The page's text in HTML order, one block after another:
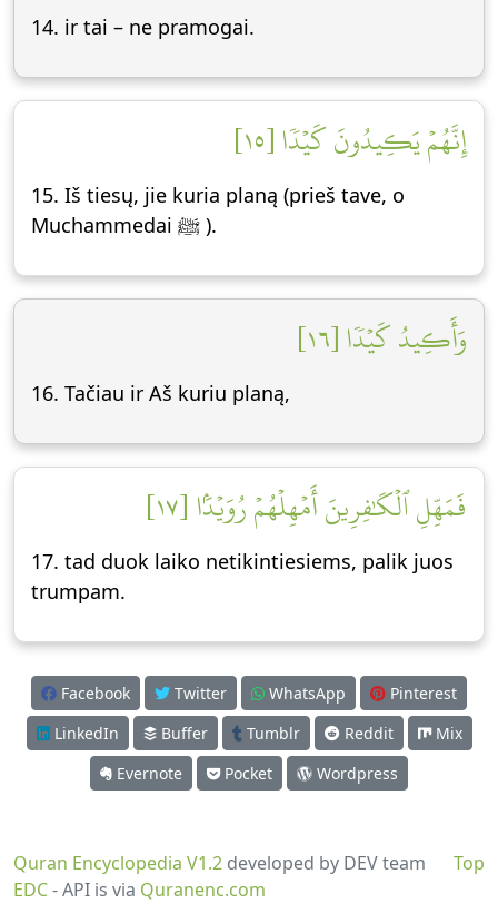
14. ir tai – ne pramogai.
إِنَّهُمۡ يَكِيدُونَ كَيۡدٗا [١٥]
15. Iš tiesų, jie kuria planą (prieš tave, o
Muchammedai ﷺ ).
وَأَكِيدُ كَيۡدٗا [١٦]
16. Tačiau ir Aš kuriu planą,
فَمَهِّلِ ٱلۡكَٰفِرِينَ أَمۡهِلۡهُمۡ رُوَيۡدَۢا [١٧]
17. tad duok laiko netikintiesiems, palik juos
trumpam.
Facebook Twitter WhatsApp
Pinterest
LinkedIn
Buffer Tumblr Reddit
Mix
Evernote
Pocket Wordpress
Top
Quran Encyclopedia V1.2 developed by DEV team
EDC- API is via Quranenc.com